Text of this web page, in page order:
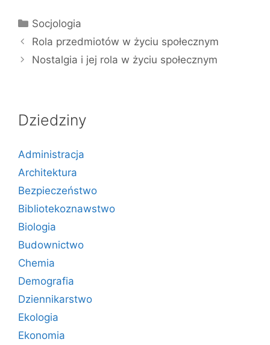
Kategorie
Socjologia
Rola przedmiotów w życiu społecznym
Nostalgia i jej rola w życiu społecznym
Dziedziny
Administracja
Architektura
Bezpieczeństwo
Bibliotekoznawstwo
Biologia
Budownictwo
Chemia
Demografia
Dziennikarstwo
Ekologia
Ekonomia